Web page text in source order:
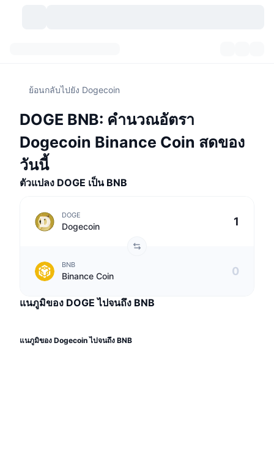
ภาพตลาดย้อนหลัง
การปลดล็อกโทเคน
อัตราผลตอบแทน
สินทรัพย์ในโลกแห่งความเป็นจริง
ที่กำลังจะมาถึง
ตลาด Spot
จำนวนคริปโทเคอร์เรนซี
คลังของ บิตคอยน์
เงินไหลเข้า/ไหลออกของ Exchange
ดัชนีความกลัวและความโลภ
สัญญาณ
กำลังมาแรง
ใหม่
ราคาบวก
นักเทรดชั้นนำ
ตัวกลางการแลกเปลี่ยน
การซื้อขายสินทรัพย์ดิจิทัลโดยผ่านคนกลาง:
ตราสารอนุพันธ์
ชุมชน
ฟีด
หัวข้อ
บทความ
เซนติเมนต์
API
DEX API
ราคา
ผลิตภัณฑ์
แปลงสกุลเงิน
CMC Launch
ย้อนกลับไปยัง Dogecoin
DOGE BNB: คำนวณอัตรา
Dogecoin Binance Coin สดของ
วันนี้
ตัวแปลง DOGE เป็น BNB
DOGE
Dogecoin
BNB
Binance Coin
แนภูมิของ DOGE ไปจนถึง BNB
แนภูมิของ Dogecoin ไปจนถึง BNB